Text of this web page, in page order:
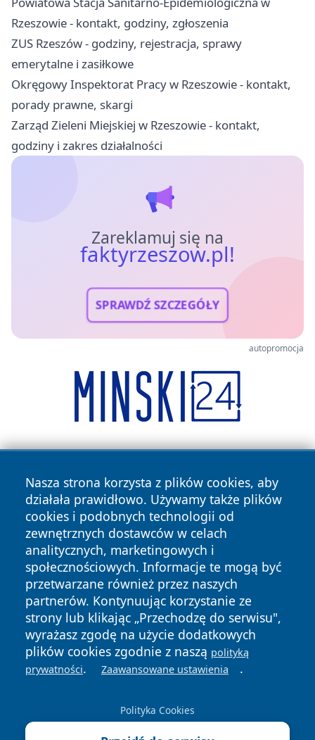
Rzeszowie - kontakt, godziny, zgłoszenia
ZUS Rzeszów - godziny, rejestracja, sprawy
emerytalne i zasiłkowe
Okręgowy Inspektorat Pracy w Rzeszowie - kontakt,
porady prawne, skargi
Zarząd Zieleni Miejskiej w Rzeszowie - kontakt,
godziny i zakres działalności
Zareklamuj się na
faktyrzeszow.pl!
SPRAWDŹ SZCZEGÓŁY
autopromocja
Nasza strona korzysta z plików cookies, aby
działała prawidłowo. Używamy także plików
cookies i podobnych technologii od
zewnętrznych dostawców w celach
analitycznych, marketingowych i
społecznościowych. Informacje te mogą być
przetwarzane również przez naszych
partnerów. Kontynuując korzystanie ze
strony lub klikając „Przechodzę do serwisu",
wyrażasz zgodę na użycie dodatkowych
plików cookies zgodnie z naszą polityką
prywatności. Zaawansowane ustawienia .
Polityka Cookies
Copyright © 2026 faktyrzeszow.pl Wszystkie prawa
zastrzeżone.
News Autorzy
Polityka
Prywatności
Polityka
Cookies